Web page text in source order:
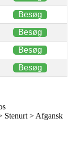
Besøg
Besøg
Besøg
Besøg
Stenurt > Afgansk